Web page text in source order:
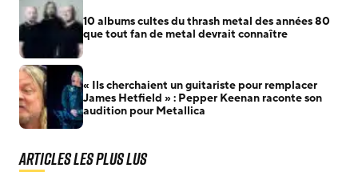
10 albums cultes du thrash metal des années 80
que tout fan de metal devrait connaître
« Ils cherchaient un guitariste pour remplacer
James Hetfield » : Pepper Keenan raconte son
audition pour Metallica
Articles les plus lus